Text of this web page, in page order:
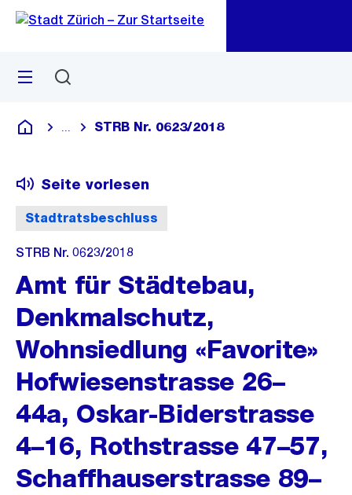
Navigation
Sprunglink
Menü
Deutsch
Blende alle Breadcrumbs ein
STRB Nr. 0623/2018
Stadtratsbeschluss
Seite vorlesen
STRB Nr. 0623/2018
Amt für Städtebau,
Denkmalschutz,
Wohnsiedlung «Favorite»
Hofwiesenstrasse 26–
44a, Oskar-Biderstrasse
4–16, Rothstrasse 47–57,
Schaffhauserstrasse 89–